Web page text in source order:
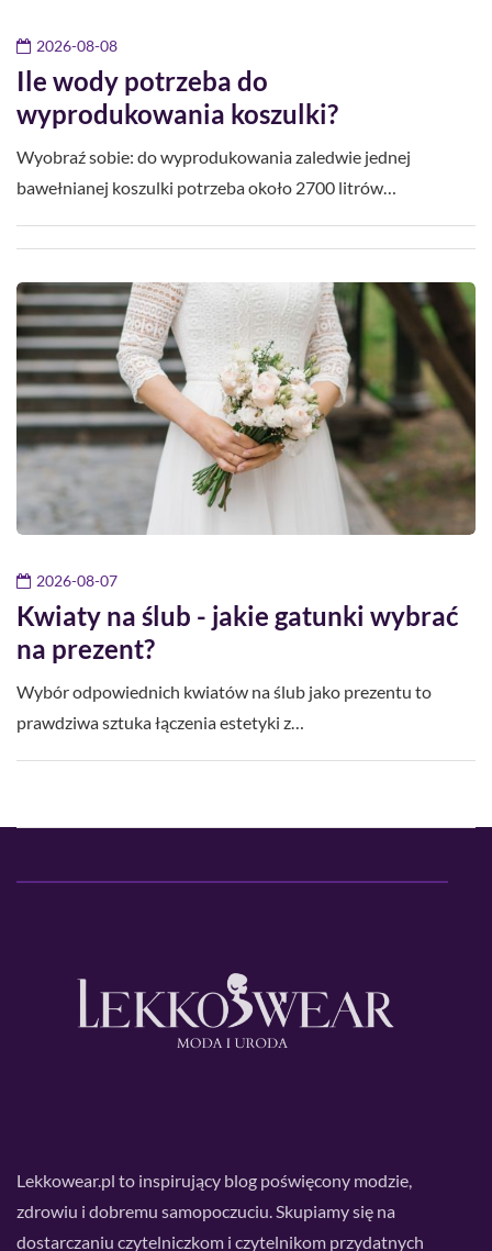
2026-08-08
Ile wody potrzeba do
wyprodukowania koszulki?
Wyobraź sobie: do wyprodukowania zaledwie jednej
bawełnianej koszulki potrzeba około 2700 litrów…
2026-08-07
Kwiaty na ślub - jakie gatunki wybrać
na prezent?
Wybór odpowiednich kwiatów na ślub jako prezentu to
prawdziwa sztuka łączenia estetyki z…
Lekkowear.pl to inspirujący blog poświęcony modzie,
zdrowiu i dobremu samopoczuciu. Skupiamy się na
dostarczaniu czytelniczkom i czytelnikom przydatnych